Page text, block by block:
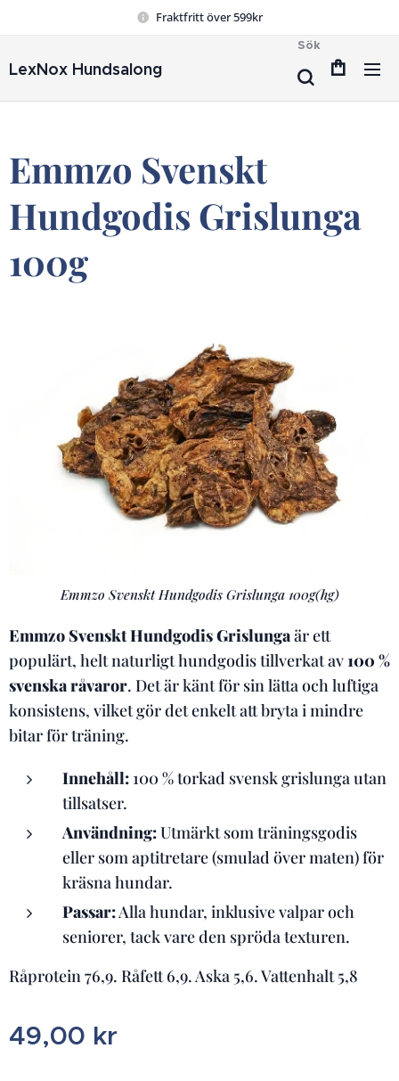
Fraktfritt över 599kr
LexNox Hundsalong
Sök
Emmzo Svenskt
Hundgodis Grislunga
100g
Emmzo Svenskt Hundgodis Grislunga 100g(hg)
Emmzo Svenskt Hundgodis Grislungaär ett
populärt, helt naturligt hundgodis tillverkat av100 %
svenska råvaror. Det är känt för sin lätta och luftiga
konsistens, vilket gör det enkelt att bryta i mindre
bitar för träning.
Innehåll: 100 % torkad svensk grislunga utan
tillsatser.
Användning:Utmärkt som träningsgodis
eller som aptitretare (smulad över maten) för
kräsna hundar.
Passar:Alla hundar, inklusive valpar och
seniorer, tack vare den spröda texturen.
Råprotein 76,9. Råfett 6,9. Aska 5,6. Vattenhalt 5,8
49,00 kr